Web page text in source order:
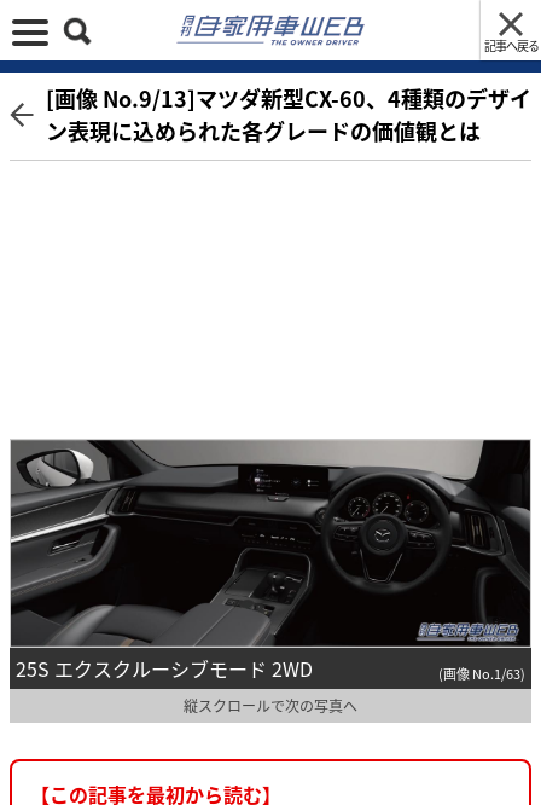
記事へ戻る
[画像 No.9/13]マツダ新型CX-60、4種類のデザイ
ン表現に込められた各グレードの価値観とは
25S エクスクルーシブモード 2WD (画像 No.1/63)
縦スクロールで次の写真へ
【この記事を最初から読む】